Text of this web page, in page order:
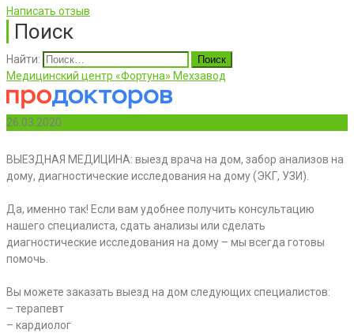
Написать отзыв
Поиск
Найти:
Медицинский центр «Фортуна» Мехзавод
26.03.2020
ВЫЕЗДНАЯ МЕДИЦИНА: выезд врача на дом, забор анализов на
дому, диагностические исследования на дому (ЭКГ, УЗИ).
Да, именно так! Если вам удобнее получить консультацию
нашего специалиста, сдать анализы или сделать
диагностические исследования на дому – мы всегда готовы
помочь.
Вы можете заказать выезд на дом следующих специалистов:
– терапевт
– кардиолог